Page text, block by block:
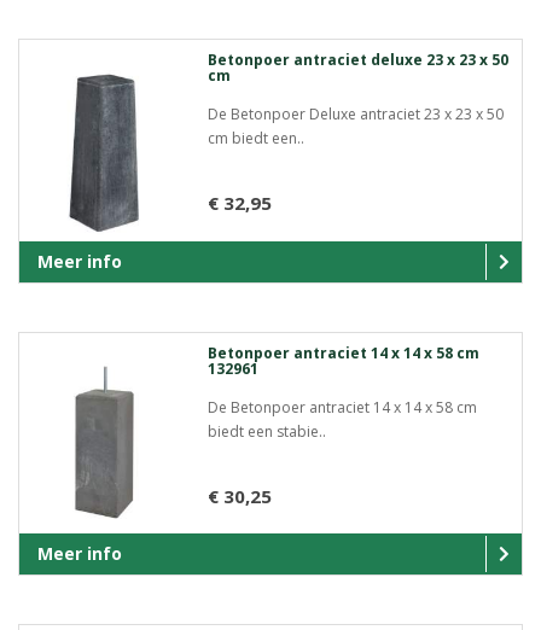
Betonpoer antraciet deluxe 23 x 23 x 50
cm
De Betonpoer Deluxe antraciet 23 x 23 x 50
cm biedt een..
€ 32,95
Meer info
Betonpoer antraciet 14 x 14 x 58 cm
132961
De Betonpoer antraciet 14 x 14 x 58 cm
biedt een stabie..
€ 30,25
Meer info